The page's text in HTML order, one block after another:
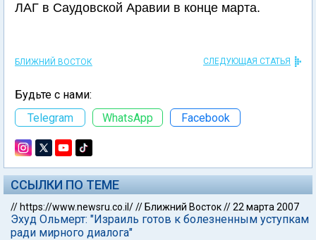
ЛАГ в Саудовской Аравии в конце марта.
БЛИЖНИЙ ВОСТОК СЛЕДУЮЩАЯ СТАТЬЯ
Будьте с нами:
Telegram
WhatsApp Facebook
ССЫЛКИ ПО ТЕМЕ
// https://www.newsru.co.il/// Ближний Восток//22 марта 2007
Эхуд Ольмерт: "Израиль готов к болезненным уступкам
ради мирного диалога"